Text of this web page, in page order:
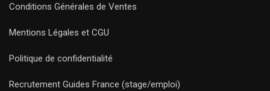
Conditions Générales de Ventes
Mentions Légales et CGU
Politique de confidentialité
Recrutement Guides France (stage/emploi)